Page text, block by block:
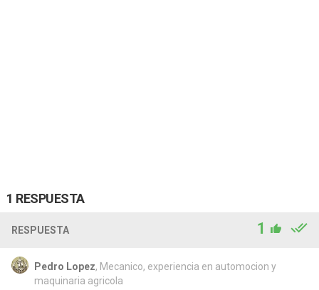
1 RESPUESTA
RESPUESTA 1
Pedro Lopez, Mecanico, experiencia en automocion y
maquinaria agricola